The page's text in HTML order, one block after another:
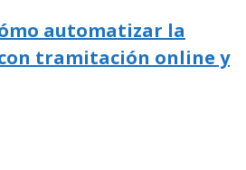
automatizar la
tramitación online y